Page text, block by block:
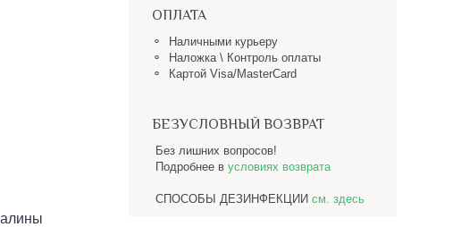
ОПЛАТА
⚬ Наличными курьеру
⚬ Наложка \ Контроль оплаты
⚬ Картой Visa/MasterCard
БЕЗУСЛОВНЫЙ ВОЗВРАТ
Без лишних вопросов!
Подробнее в условиях возврата
СПОСОБЫ ДЕЗИНФЕКЦИИ см. здесь